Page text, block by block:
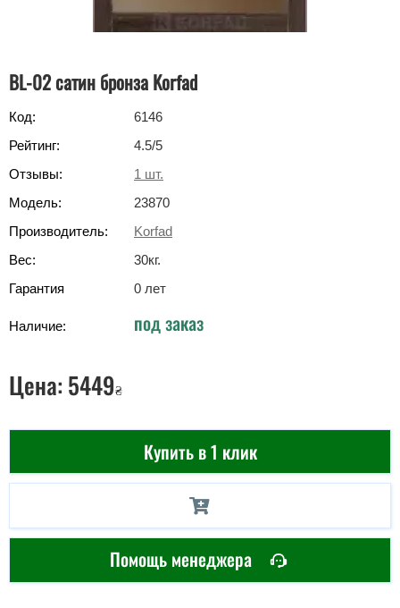
BL-02 сатин бронза Korfad
Код:
6146
Рейтинг:
4.5/5
Отзывы:
1 шт.
Модель:
23870
Производитель:
Korfad
Вес:
30кг.
Гарантия
0 лет
Наличие: под заказ
Цена: 5449₴
Купить в 1 клик
Помощь менеджера